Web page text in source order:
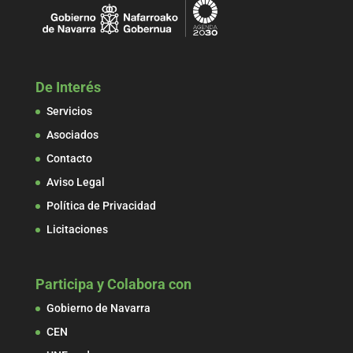
De Interés
Servicios
Asociados
Contacto
Aviso Legal
Política de Privacidad
Licitaciones
Participa y Colabora con
Gobierno de Navarra
CEN